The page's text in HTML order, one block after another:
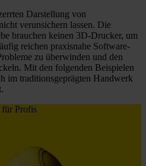
Darstellung von
verunsichern lassen. Die
brauchen keinen 3D-Drucker, um
reichen praxisnahe Software-
zu überwinden und den
Mit den folgenden Beispielen
im traditionsgeprägten Handwerk
Profis